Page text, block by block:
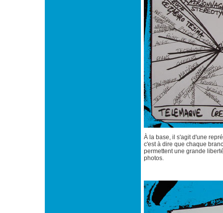
À la base, il s'agit d'une
c'est à dire que chaque
permettent une grande
photos.